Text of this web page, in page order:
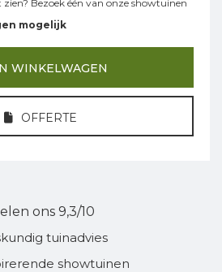
Bezoek één van onze showtuinen
mogelijk
WINKELWAGEN
OFFERTE
ons 9,3/10
tuinadvies
showtuinen